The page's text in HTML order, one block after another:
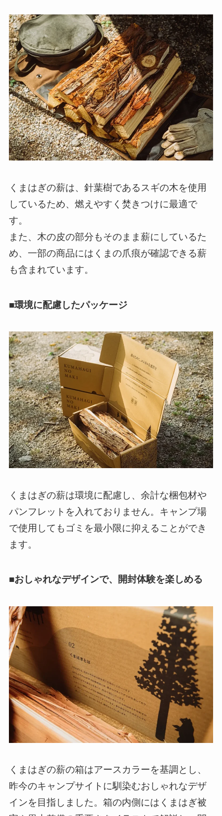
くまはぎの薪は、針葉樹であるスギの木を使用
しているため、燃えやすく焚きつけに最適で
す。
また、木の皮の部分もそのまま薪にしているた
め、一部の商品にはくまの爪痕が確認できる薪
も含まれています。
■環境に配慮したパッケージ
くまはぎの薪は環境に配慮し、余計な梱包材や
パンフレットを入れておりません。キャンプ場
で使用してもゴミを最小限に抑えることができ
ます。
■おしゃれなデザインで、開封体験を楽しめる
くまはぎの薪の箱はアースカラーを基調とし、
昨今のキャンプサイトに馴染むおしゃれなデザ
インを目指しました。箱の内側にはくまはぎ被